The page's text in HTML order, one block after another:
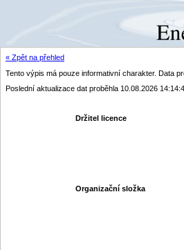
« Zpět na přehled
Tento výpis má pouze informativní charakter. Data
Poslední aktualizace dat proběhla 10.08.2026
Držitel licence
Organizační složka